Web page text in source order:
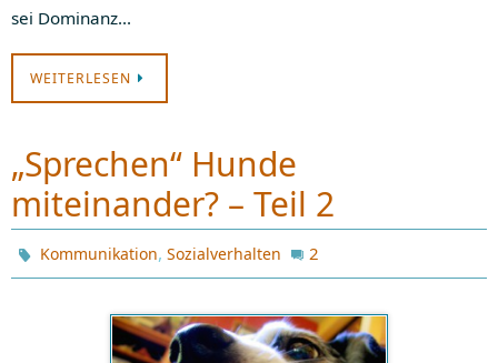
sei Dominanz…
WEITERLESEN
„Sprechen“ Hunde
miteinander? – Teil 2
Kommunikation,Sozialverhalten 2